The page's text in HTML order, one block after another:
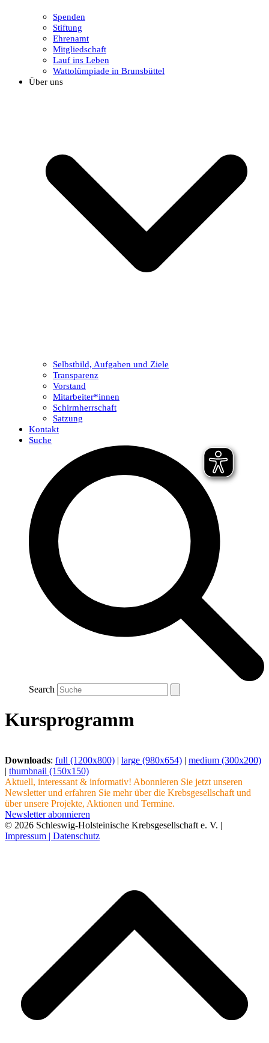
Spenden
Stiftung
Ehrenamt
Mitgliedschaft
Lauf ins Leben
Wattolümpiade in Brunsbüttel
Über uns
Selbstbild, Aufgaben und Ziele
Transparenz
Vorstand
Mitarbeiter*innen
Schirmherrschaft
Satzung
Kontakt
Suche
Search
Kursprogramm
Downloads: full (1200x800) | large (980x654) | medium (300x200)
| thumbnail (150x150)
Aktuell, interessant & informativ! Abonnieren Sie jetzt unseren
Newsletter und erfahren Sie mehr über die Krebsgesellschaft und
über unsere Projekte, Aktionen und Termine.
Newsletter abonnieren
© 2026 Schleswig-Holsteinische Krebsgesellschaft e. V. |
Impressum | Datenschutz